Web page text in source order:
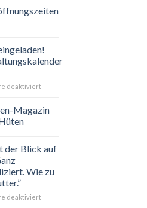
deaktiviertfür
sind
Magazin
der Blick auf
Wie zu
deaktiviertfür